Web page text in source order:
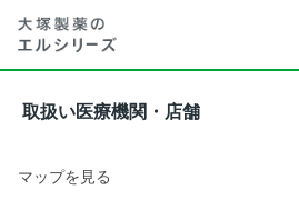
取扱い医療機関・店舗
マップを見る